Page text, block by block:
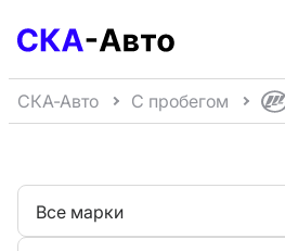
СКА-Авто С пробегом
Все марки